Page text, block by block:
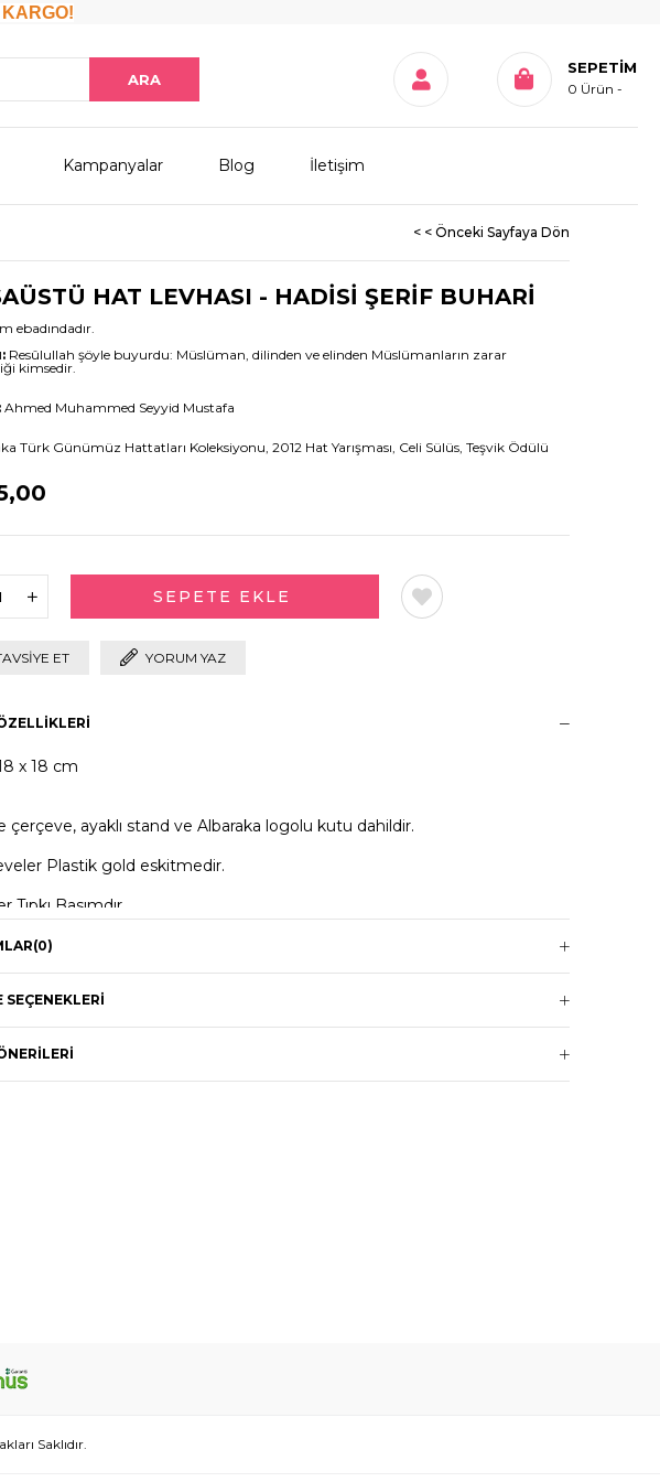
SEPETIM
0 Ürün
Kampanyalar Blog İletişim
< < Önceki Sayfaya Dön
HAT LEVHASI - HADİSİ ŞERİF BUHARİ
ebadındadır.
Resûlullah şöyle buyurdu: Müslüman, dilinden ve elinden Müslümanların zarar
kimsedir.
Ahmed Muhammed Seyyid Mustafa
Türk Günümüz Hattatları Koleksiyonu, 2012 Hat Yarışması, Celi Sülüs, Teşvik Ödülü
ET YORUM YAZ
x 18 cm
çerçeve, ayaklı stand ve Albaraka logolu kutu dahildir.
Plastik gold eskitmedir.
Tıpkı Basımdır.
(0)
SEÇENEKLERI
Saklıdır.